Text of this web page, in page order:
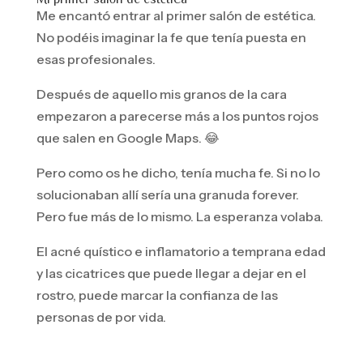
Me encantó entrar al primer salón de estética.
No podéis imaginar la fe que tenía puesta en
esas profesionales.
Después de aquello mis granos de la cara
empezaron a parecerse más a los puntos rojos
que salen en Google Maps. 😂
Pero como os he dicho, tenía mucha fe. Si no lo
solucionaban allí sería una granuda forever.
Pero fue más de lo mismo. La esperanza volaba.
El acné quístico e inflamatorio a temprana edad
y las cicatrices que puede llegar a dejar en el
rostro, puede marcar la confianza de las
personas de por vida.